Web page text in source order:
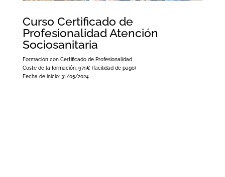
Curso Certificado de
Profesionalidad Atención
Sociosanitaria
Formación con Certificado de Profesionalidad
Coste de la formación: 975€ (facilidad de pago)
Fecha de inicio: 31/05/2024